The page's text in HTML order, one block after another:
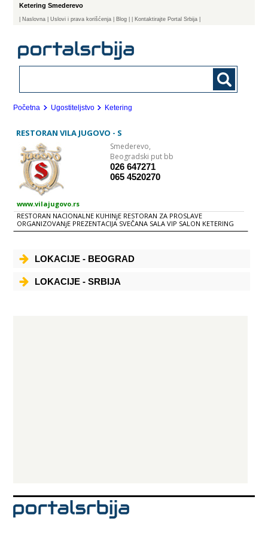
Ketering Smederevo
Naslovna | Uslovi i prava korišćenja Blog | Kontaktirajte Portal Srbija |
Početna Ugostiteljstvo Ketering
RESTORAN VILA JUGOVO - S
Smederevo,
Beogradski put bb
026 647271
065 4520270
www.vilajugovo.rs
RESTORAN NACIONALNE KUHINjE RESTORAN ZA PROSLAVE
ORGANIZOVANjE PREZENTACIJA SVEČANA SALA VIP SALON KETERING
LOKACIJE - BEOGRAD
LOKACIJE - SRBIJA